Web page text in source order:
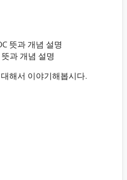
과 개념 설명
해서 이야기해봅시다.